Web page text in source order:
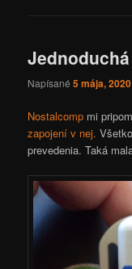
Napísané5 mája, 2020
Nostalcomp mi
zapojení v nej.
prevedenia. Taká